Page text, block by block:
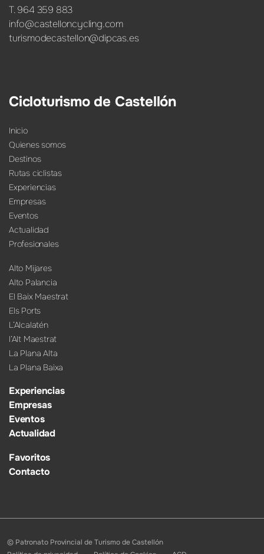
T. 964 359 883
info@castelloncycling.com
turismodecastellon@dipcas.es
Cicloturismo de Castellón
Inicio
Quienes somos
Destinos
Rutas ciclistas
Experiencias
Empresas
Eventos
Actualidad
Profesionales
Alto Mijares
Alto Palancia
El Baix Maestrat
Els Ports
L’Alcalatén
l’Alt Maestrat
La Plana Alta
La Plana Baixa
Experiencias
Empresas
Eventos
Actualidad
Favoritos
Contacto
© Patronato Provincial de Turismo de Castellón